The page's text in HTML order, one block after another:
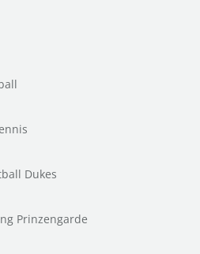
Dukes
Prinzengarde